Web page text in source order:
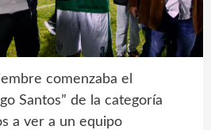
comenzaba el
Santos” de la categoría
a ver a un equipo